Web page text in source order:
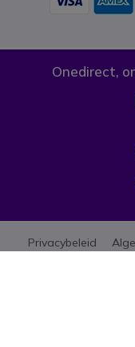
Onedirect,
Privacybeleid